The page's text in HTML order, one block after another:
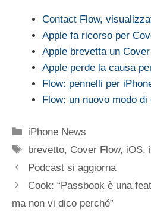
Contact Flow,
Apple fa ricorso per
Apple brevetta un
Apple perde la causa
Flow: pennelli per
Flow: un nuovo modo
Categorie
iPhone News
Tag
brevetto, Cover Flow, iOS,
Podcast si aggiorna
Cook: “Passbook è una
ma non vi dico perché”